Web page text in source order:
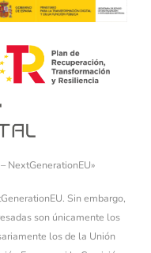
NextGenerationEU»
Sin embargo,
son únicamente los
los de la Unión